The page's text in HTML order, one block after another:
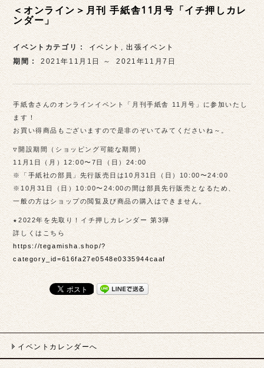
＜オンライン＞月刊 手紙舎11月号「イチ押しカレ
ンダー」
イベントカテゴリ : イベント,出張イベント
期間 :
2021年11月1日 ～ 2021年11月7日
手紙舎さんのオンラインイベント「月刊手紙舎 11月号」に参加いたし
ます！
お買い得商品もございますので是非のぞいてみてくださいね～。
▽開設期間（ショッピング可能な期間）
11月1日（月）12:00〜7日（日）24:00
※「手紙社の部員」先行販売日は10月31日（日）10:00〜24:00
※10月31日（日）10:00〜24:00の間は部員先行販売となるため、
一般の方はショップの閲覧及び商品の購入はできません。
★2022年を先取り！イチ押しカレンダー 第3弾
詳しくはこちら
https://tegamisha.shop/?
category_id=616fa27e0548e0335944caaf
イベントカレンダーへ